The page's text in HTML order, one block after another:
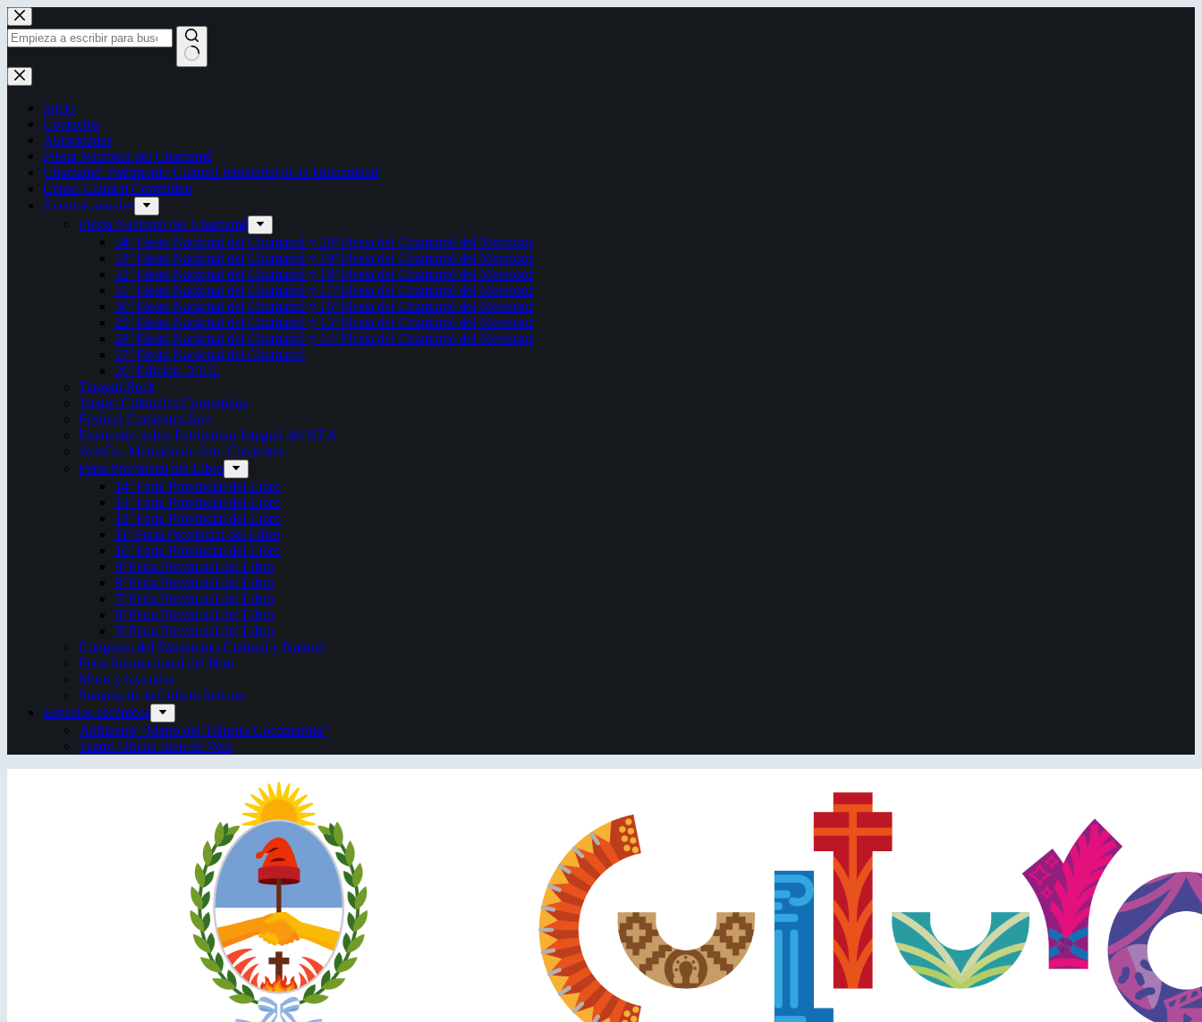
Saltar
al
contenido
Sin
resultados
Inicio
Contactos
Autoridades
Fiesta Nacional del Chamamé
Chamamé: Patrimonio Cultural Inmaterial de la Humanidad
Censo Cultural Correntino
Eventos anuales
Fiesta Nacional del Chamamé
34ª Fiesta Nacional del Chamamé y 20ª Fiesta del Chamamé del Mercosur
33ª Fiesta Nacional del Chamamé y 19ª Fiesta del Chamamé del Mercosur
32ª Fiesta Nacional del Chamamé y 18ª Fiesta del Chamamé del Mercosur
31ª Fiesta Nacional del Chamamé y 17ª Fiesta del Chamamé del Mercosur
30ª Fiesta Nacional del Chamamé y 16ª Fiesta del Chamamé del Mercosur
29ª Fiesta Nacional del Chamamé y 15ª Fiesta del Chamamé del Mercosur
28ª Fiesta Nacional del Chamamé y 14ª Fiesta del Chamamé del Mercosur
27ª Fiesta Nacional del Chamamé
26ª Edición. 2016.
Taragüi Rock
Juegos Culturales Correntinos
Festival Corrientes Jazz
Encuentro sobre Patrimonio Integral del NEA
ArteCo. Mercado de Arte Corrientes
Feria Provincial del Libro
14ª Feria Provincial del Libro
13ª Feria Provincial del Libro
12ª Feria Provincial del Libro
11ª Feria Provincial del Libro
10ª Feria Provincial del Libro
9ª Feria Provincial del Libro
8ª Feria Provincial del Libro
7ª Feria Provincial del Libro
6ª Feria Provincial del Libro
5ª Feria Provincial del Libro
Congreso del Patrimonio Cultural y Natural
Feria Internacional del libro
Mitos y leyendas
Semana de la Cultura Italiana
Espacios escénicos
Anfiteatro “Mario del Tránsito Cocomarola”
Teatro Oficial Juan de Vera